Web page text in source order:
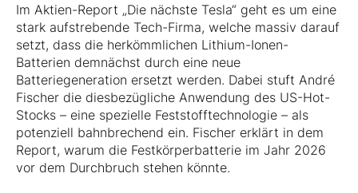
Im Aktien-Report „Die nächste Tesla“ geht es um eine
stark aufstrebende Tech-Firma, welche massiv darauf
setzt, dass die herkömmlichen Lithium-Ionen-
Batterien demnächst durch eine neue
Batteriegeneration ersetzt werden. Dabei stuft André
Fischer die diesbezügliche Anwendung des US-Hot-
Stocks – eine spezielle Feststofftechnologie – als
potenziell bahnbrechend ein. Fischer erklärt in dem
Report, warum die Festkörperbatterie im Jahr 2026
vor dem Durchbruch stehen könnte.